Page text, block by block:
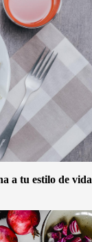
a tu estilo de vida